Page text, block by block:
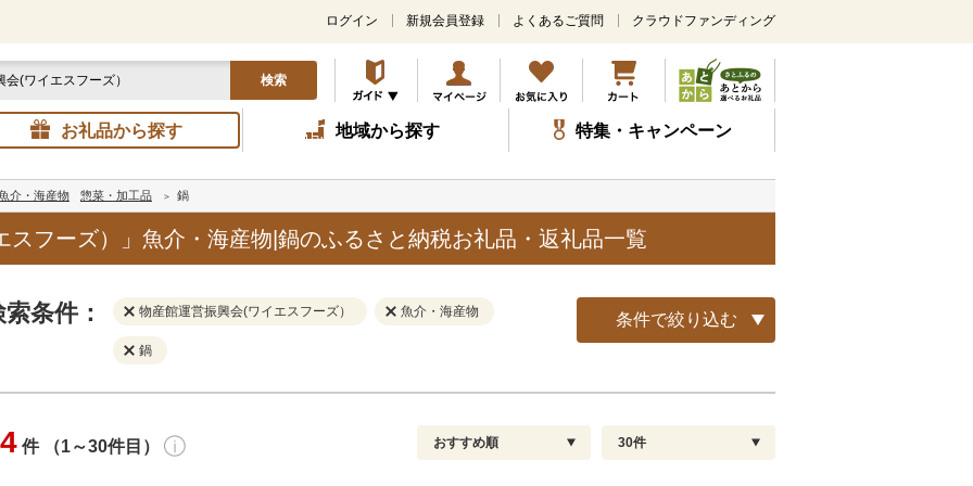
メ
ン
コ
ン
テ
ツ
キ
ッ
ログイン 新規会員登録 よくあるご質問 クラウドファンディング
検索
お礼品から探す 地域から探す 特集・キャンペーン
介・海産物 惣菜・加工品 鍋
スフーズ）」魚介・海産物|鍋のふるさと納税お礼品・返礼品一覧
条件： 物産館運営振興会(ワイエスフーズ） 魚介・海産物
鍋
条件で絞り込む
解除 配送指定 解除
件 （1～30件目） おすすめ順 30件